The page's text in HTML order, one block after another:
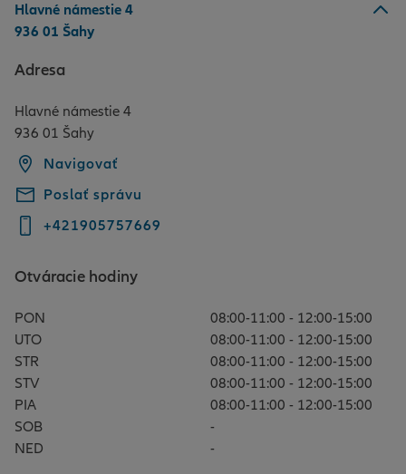
Hlavné námestie 4
936 01 Šahy
Adresa
Hlavné námestie 4
936 01 Šahy
Navigovať
Poslať správu
+421905757669
Otváracie hodiny
PON
08:00-11:00 - 12:00-15:00
UTO
08:00-11:00 - 12:00-15:00
STR
08:00-11:00 - 12:00-15:00
STV
08:00-11:00 - 12:00-15:00
PIA
08:00-11:00 - 12:00-15:00
SOB
-
NED
-